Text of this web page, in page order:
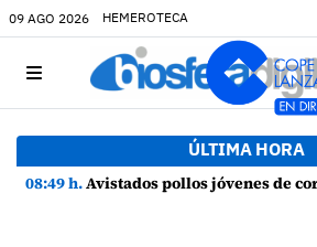
09 AGO 2026 HEMEROTECA
ÚLTIMA HORA
08:49 h.Avistados pollos jóvenes de corredor sahariano y episodios de